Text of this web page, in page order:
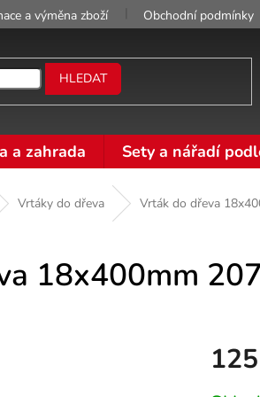
a výměna zboží Obchodní podmínky
HLEDAT
a zahrada Sety a nářadí
Vrtáky do dřeva Vrták do dřeva
18x400mm